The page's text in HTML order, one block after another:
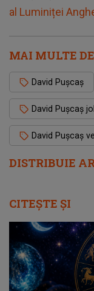
DISTRIBUIE
al Luminiței
MAI MULTE
David Pușcaș
David Pușcaș
David Pușcaș
CITEȘTE ȘI